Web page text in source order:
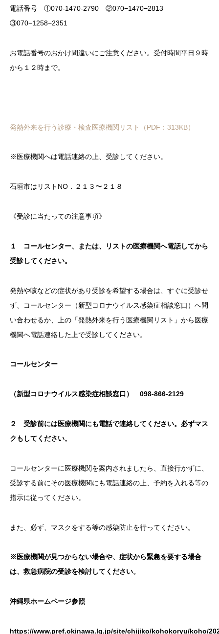
電話番号 ①070-1470-2790 ②070−1470−2813
③070−1258−2351
お電話番号のおかけ間違いにご注意ください。受付時間平日９時
から１２時まで。
発熱外来を行う診療・検査医療機関リスト（PDF：313KB）
※医療機関へは電話連絡の上、受診してください。
石垣市はリストNO．２１３〜２１８
《受診に当たっての注意事項》
１ コールセンター、または、リストの医療機関へ電話してから
受診してください。
発熱や咳などの症状があり受診を希望する場合は、すぐに受診せ
ず、コールセンター（新型コロナウイルス感染症相談窓口）へ問
い合わせるか、上の「発熱外来を行う医療機関リスト」から医療
機関へ電話連絡した上で受診してください。
コールセンター
（新型コロナウイルス感染症相談窓口） 098-866-2129
２ 受診前には医療機関にも電話で連絡してください。必ずマス
クもしてください。
コールセンターに医療機関を案内されましたら、直接行かずに、
受診する前にその医療機関にも電話連絡の上、予約を入れる等の
指示に従ってください。
また、必ず、マスクをする等の感染防止を行ってください。
※医療機関が見つからない場合や、症状から緊急を要する場合
は、救急病院の受診を検討してください。
沖縄県ホームページ参照
https://www.pref.okinawa.lg.jp/site/chijiko/kohokoryu/koho/